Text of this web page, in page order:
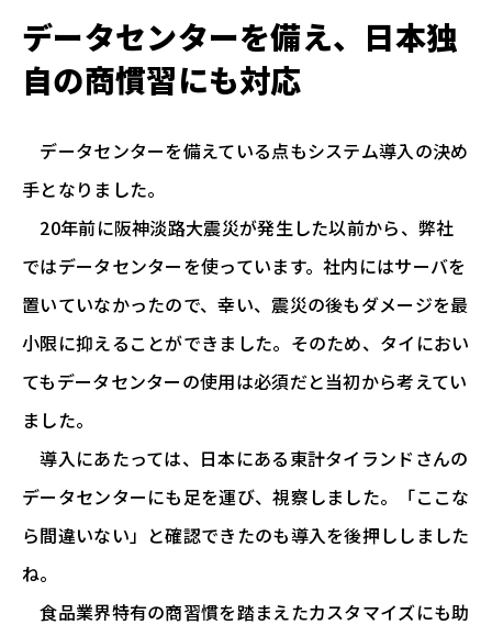
データセンターを備え、日本独
自の商慣習にも対応
データセンターを備えている点もシステム導入の決め
手となりました。
20年前に阪神淡路大震災が発生した以前から、弊社
ではデータセンターを使っています。社内にはサーバを
置いていなかったので、幸い、震災の後もダメージを最
小限に抑えることができました。そのため、タイにおい
てもデータセンターの使用は必須だと当初から考えてい
ました。
導入にあたっては、日本にある東計タイランドさんの
データセンターにも足を運び、視察しました。「ここな
ら間違いない」と確認できたのも導入を後押ししました
ね。
食品業界特有の商習慣を踏まえたカスタマイズにも助